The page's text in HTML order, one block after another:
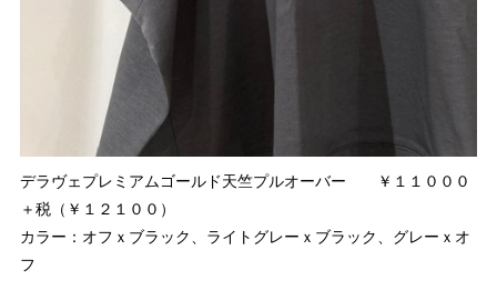
デラヴェプレミアムゴールド天竺プルオーバー ￥１１０００
＋税（￥１２１００）
カラー：オフｘブラック、ライトグレーｘブラック、グレーｘオ
フ